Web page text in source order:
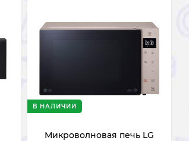
Микроволновая печь LG
В НАЛИЧИИ